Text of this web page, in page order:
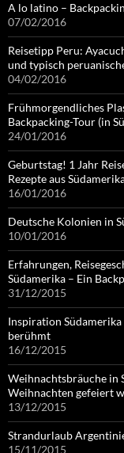
A lo latino –
07/02/2016
Reisetipp Peru:
und typisch
04/02/2016
Frühmorgendliches
Backpacking-Tour (in
24/01/2016
Geburtstag! 1 Jahr
Rezepte aus
16/01/2016
Deutsche Kolonien in
10/01/2016
Erfahrungen,
Südamerika – Ein
31/12/2015
Inspiration
berühmt
16/12/2015
Weihnachtsbräuche in
Weihnachten gefeiert
13/12/2015
Strandurlaub
15/11/2015